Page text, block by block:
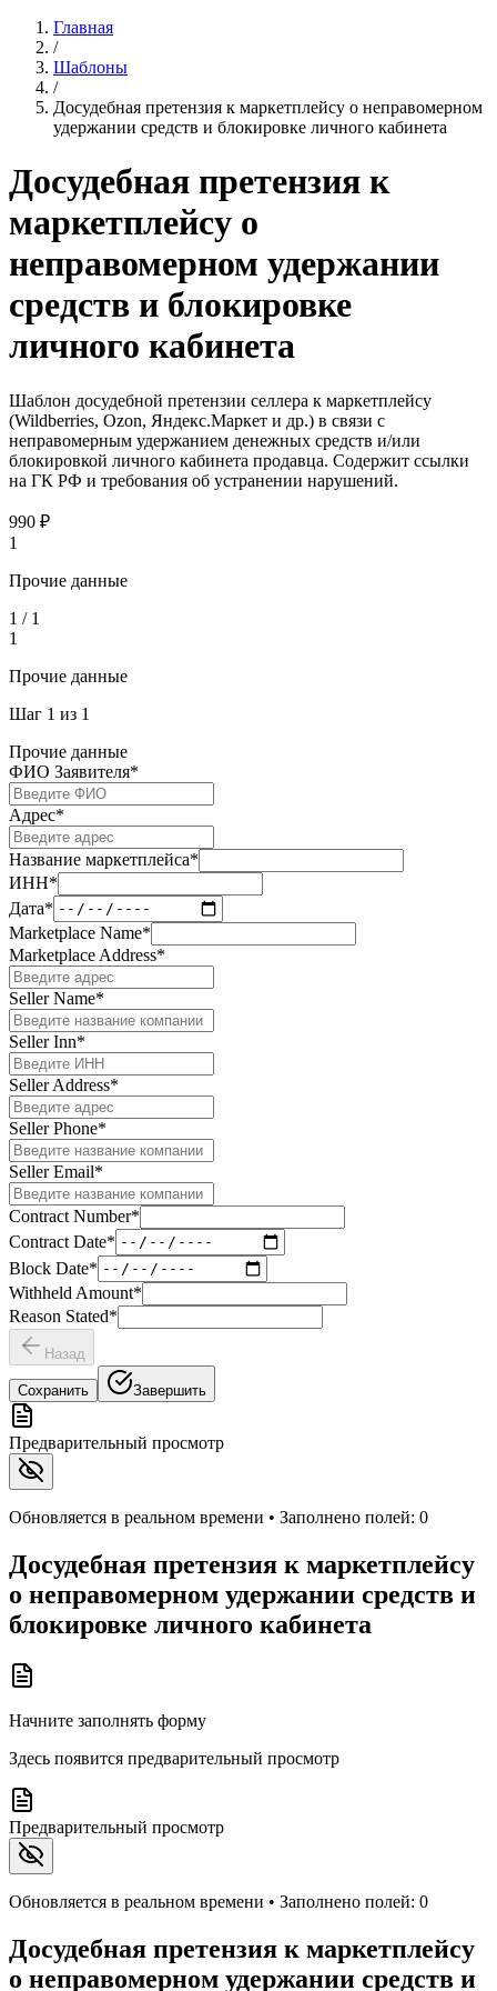
Главная
/
Шаблоны
/
Досудебная претензия к маркетплейсу о неправомерном
удержании средств и блокировке личного кабинета
Досудебная претензия к
маркетплейсу о
неправомерном удержании
средств и блокировке
личного кабинета
Шаблон досудебной претензии селлера к маркетплейсу
(Wildberries, Ozon, Яндекс.Маркет и др.) в связи с
неправомерным удержанием денежных средств и/или
блокировкой личного кабинета продавца. Содержит ссылки
на ГК РФ и требования об устранении нарушений.
990 ₽
1
Прочие данные
1 / 1
1
Прочие данные
Шаг 1 из 1
Прочие данные
ФИО Заявителя*
Адрес*
Название маркетплейса*
ИНН*
Дата*
Marketplace Name*
Marketplace Address*
Seller Name*
Seller Inn*
Seller Address*
Seller Phone*
Seller Email*
Contract Number*
Contract Date*
Block Date*
Withheld Amount*
Reason Stated*
Назад
Сохранить Завершить
Предварительный просмотр
Обновляется в реальном времени • Заполнено полей: 0
Досудебная претензия к маркетплейсу
о неправомерном удержании средств и
блокировке личного кабинета
Начните заполнять форму
Здесь появится предварительный просмотр
Предварительный просмотр
Обновляется в реальном времени • Заполнено полей: 0
Досудебная претензия к маркетплейсу
о неправомерном удержании средств и